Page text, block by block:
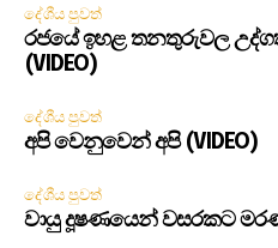
දේශීය පුවත්
රජයේ ඉහළ තනතුරුවල
(VIDEO)
දේශීය පුවත්
අපි වෙනුවෙන් අපි (VIDEO)
දේශීය පුවත්
වායු දූෂණයෙන් වසරකට මරණ